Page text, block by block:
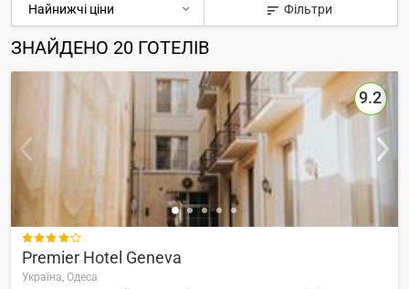
Фільтри
ЗНАЙДЕНО 20 ГОТЕЛІВ
9.2

Premier Hotel Geneva
Україна, Одеса